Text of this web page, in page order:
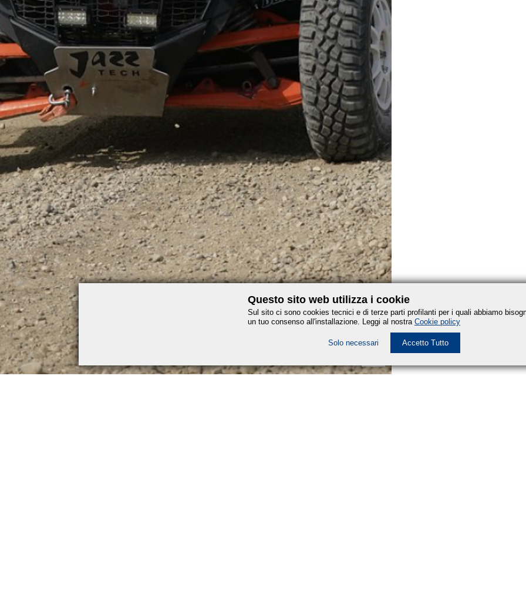
Questo sito web utilizza i cookie
Sul sito ci sono cookies tecnici e di terze parti profilanti per i quali abbiamo
un tuo consenso all'installazione. Leggi al nostra Cookie policy
Solo necessari Accetto Tutto